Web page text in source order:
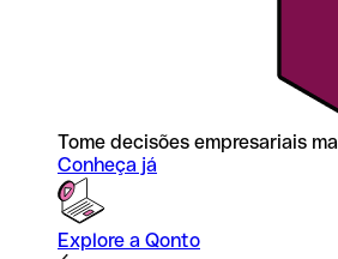
Tome decisões empresariais
Conheça já
Explore a Qonto